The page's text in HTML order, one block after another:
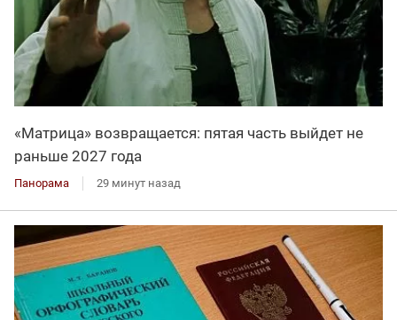
«Матрица» возвращается: пятая часть выйдет не
раньше 2027 года
Панорама 29 минут назад